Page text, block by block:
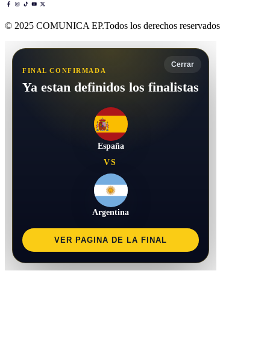
© 2025 COMUNICA EP.Todos los derechos reservados
Cerrar
FINAL CONFIRMADA
Ya estan definidos los finalistas
España
VS
Argentina
VER PAGINA DE LA FINAL